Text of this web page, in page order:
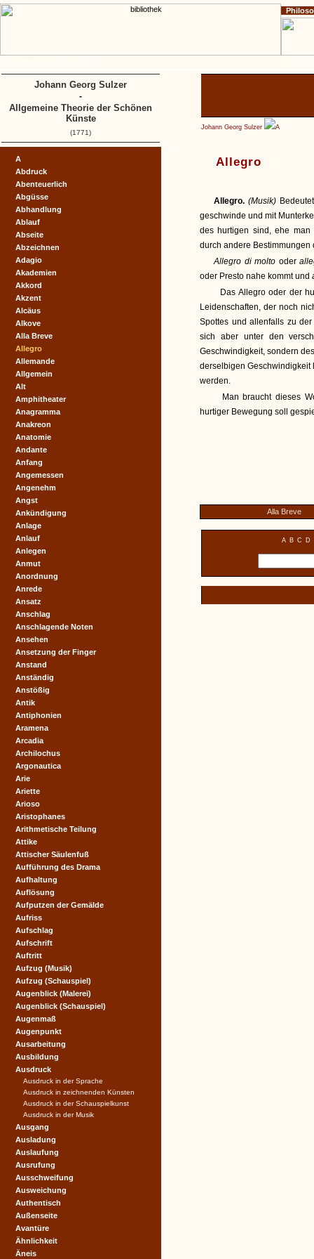
Johann Georg Sulzer A
Allegro
Allegro. (Musik)
geschwinde und mit
des hurtigen sind, ehe
durch andere Bestimmungen
Allegro di molto oder
oder Presto nahe kommt und
Das Allegro oder der
Leidenschaften, der noch
Spottes und allenfalls zu
sich aber unter den
Geschwindigkeit, sondern
derselbigen Geschwindigkeit
werden.
Man braucht dieses
hurtiger Bewegung soll
Alla Breve
A B C D
A
Abdruck
Abenteuerlich
Abgüsse
Abhandlung
Ablauf
Abseite
Abzeichnen
Adagio
Akademien
Akkord
Akzent
Alcäus
Alkove
Alla Breve
Allegro
Allemande
Allgemein
Alt
Amphitheater
Anagramma
Anakreon
Anatomie
Andante
Anfang
Angemessen
Angenehm
Angst
Ankündigung
Anlage
Anlauf
Anlegen
Anmut
Anordnung
Anrede
Ansatz
Anschlag
Anschlagende Noten
Ansehen
Ansetzung der Finger
Anstand
Anständig
Anstößig
Antik
Antiphonien
Aramena
Arcadia
Archilochus
Argonautica
Arie
Ariette
Arioso
Aristophanes
Arithmetische Teilung
Attike
Attischer Säulenfuß
Aufführung des Drama
Aufhaltung
Auflösung
Aufputzen der Gemälde
Aufriss
Aufschlag
Aufschrift
Auftritt
Aufzug (Musik)
Aufzug (Schauspiel)
Augenblick (Malerei)
Augenblick (Schauspiel)
Augenmaß
Augenpunkt
Ausarbeitung
Ausbildung
Ausdruck
Ausdruck in der Sprache
Ausdruck in zeichnenden Künsten
Ausdruck in der Schauspielkunst
Ausdruck in der Musik
Ausgang
Ausladung
Auslaufung
Ausrufung
Ausschweifung
Ausweichung
Authentisch
Außenseite
Avantüre
Ähnlichkeit
Äneis
Johann Georg Sulzer
-
Allgemeine Theorie der Schönen
Künste
(1771)